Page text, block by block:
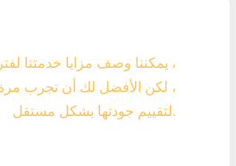
Visa/MasterCard USD
Visa/MasterCard EUR
يمكننا وصف مزايا خدمتنا لفترة طويلة ،
لكن الأفضل لك أن تجرب مرة واحدة ،
لتقييم جودتها بشكل مستقل.